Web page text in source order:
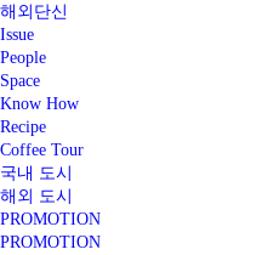
해외단신
Issue
People
Space
Know How
Recipe
Coffee Tour
국내 도시
해외 도시
PROMOTION
PROMOTION